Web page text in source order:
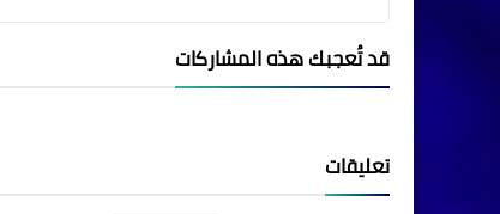
قد تُعجبك هذه المشاركات
تعليقات